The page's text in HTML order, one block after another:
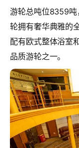
游轮总吨位8359
轮拥有奢华典雅的
配有欧式整体浴室
品质游轮之一。